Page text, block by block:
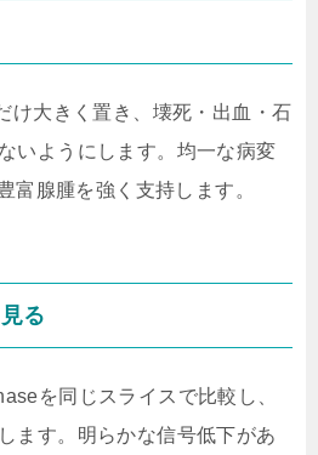
け大きく置き、壊死・出血・石
いようにします。均一な病変
富腺腫を強く支持します。
る
を同じスライスで比較し、
ます。明らかな信号低下があ